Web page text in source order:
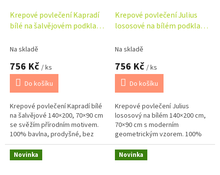
Krepové povlečení Kapradí
bílé na šalvějovém podkladu
Na skladě
756 Kč / ks
Do košíku
Krepové povlečení Kapradí bílé
na šalvějové 140×200, 70×90 cm
se svěžím přírodním motivem.
100% bavlna, prodyšné, bez
žehlení. Česká výroba, zipové
zapínání.
Krepové povlečení Julius
lososové na bílém podkladu
Na skladě
756 Kč / ks
Do košíku
Krepové povlečení Julius
lososový na bílém 140×200 cm,
70×90 cm s moderním
geometrickým vzorem. 100%
bavlna, prodyšné, savé a bez
nutnosti žehlení.
Novinka Novinka